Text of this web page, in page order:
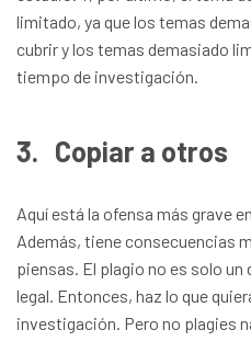
limitado, ya que los temas
cubrir y los temas demasiado
tiempo de investigación.
3. Copiar a otros
Aquí está la ofensa más grave
Además, tiene consecuencias
piensas. El plagio no es solo
legal. Entonces, haz lo que
investigación. Pero no plagies